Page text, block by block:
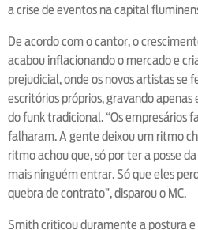
a crise de eventos na capital
De acordo com o cantor, o
acabou inflacionando o mercado e
prejudicial, onde os novos artistas se
escritórios próprios, gravando apenas
do funk tradicional. “Os empresários
falharam. A gente deixou um ritmo
ritmo achou que, só por ter a posse
mais ninguém entrar. Só que eles
quebra de contrato”, disparou o MC.
Smith criticou duramente a postura e